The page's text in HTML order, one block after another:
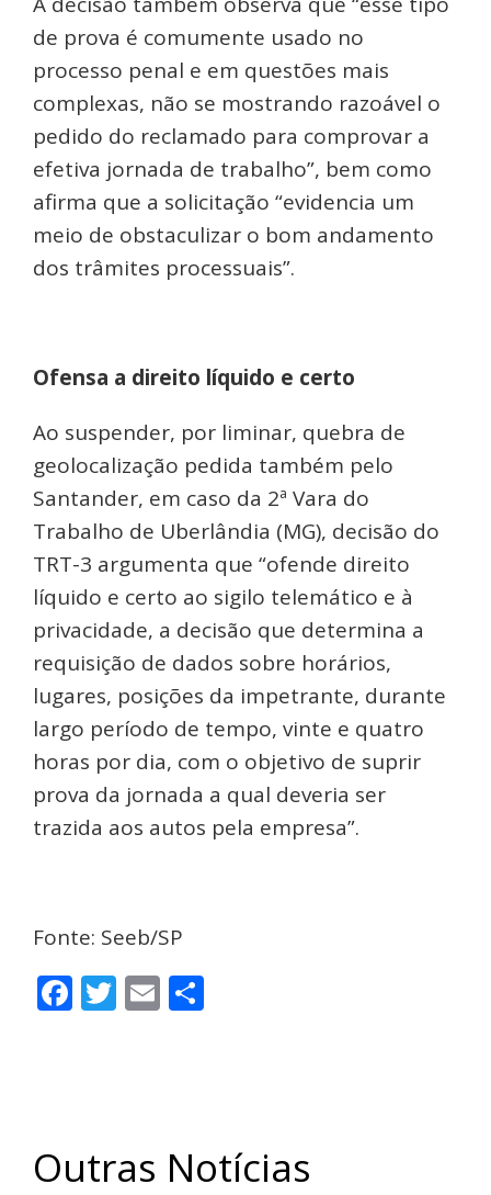
de prova é comumente usado no
processo penal e em questões mais
complexas, não se mostrando razoável o
pedido do reclamado para comprovar a
efetiva jornada de trabalho”, bem como
afirma que a solicitação “evidencia um
meio de obstaculizar o bom andamento
dos trâmites processuais”.
Ofensa a direito líquido e certo
Ao suspender, por liminar, quebra de
geolocalização pedida também pelo
Santander, em caso da 2ª Vara do
Trabalho de Uberlândia (MG), decisão do
TRT-3 argumenta que “ofende direito
líquido e certo ao sigilo telemático e à
privacidade, a decisão que determina a
requisição de dados sobre horários,
lugares, posições da impetrante, durante
largo período de tempo, vinte e quatro
horas por dia, com o objetivo de suprir
prova da jornada a qual deveria ser
trazida aos autos pela empresa”.
Fonte: Seeb/SP
Facebook
Twitter
Email
Outras Notícias